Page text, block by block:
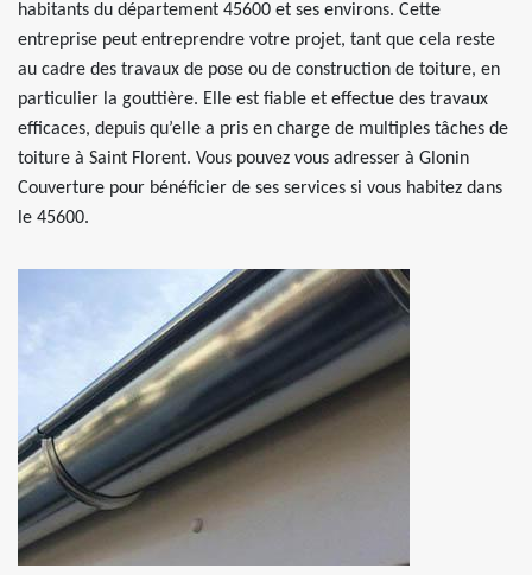
habitants du département 45600 et ses environs. Cette
entreprise peut entreprendre votre projet, tant que cela reste
au cadre des travaux de pose ou de construction de toiture, en
particulier la gouttière. Elle est fiable et effectue des travaux
efficaces, depuis qu’elle a pris en charge de multiples tâches de
toiture à Saint Florent. Vous pouvez vous adresser à Glonin
Couverture pour bénéficier de ses services si vous habitez dans
le 45600.